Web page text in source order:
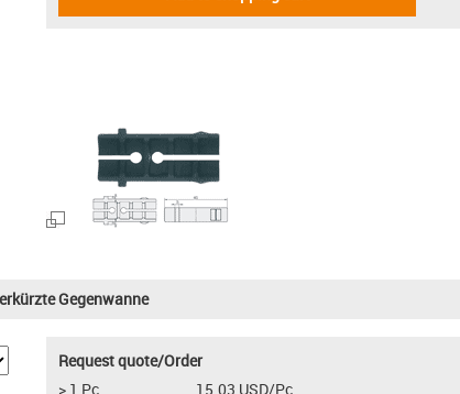
Gegenwanne
Request quote/Order
> 1 Pc.
15.03 USD/Pc.